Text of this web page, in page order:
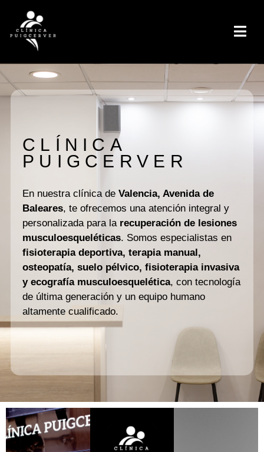
CLÍNICA
PUIGCERVER
En nuestra clínica de Valencia, Avenida de
Baleares, te ofrecemos una atención integral y
personalizada para la recuperación de lesiones
musculoesqueléticas. Somos especialistas en
fisioterapia deportiva, terapia manual,
osteopatía, suelo pélvico, fisioterapia invasiva
y ecografía musculoesquelética, con tecnología
de última generación y un equipo humano
altamente cualificado.